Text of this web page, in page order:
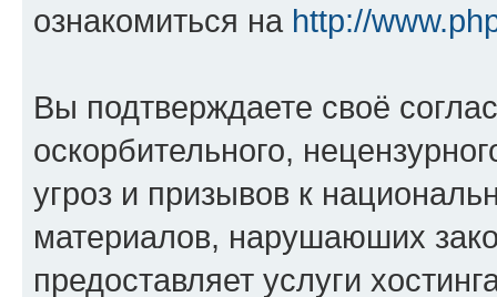
ознакомиться на http://
Вы подтверждаете своё
оскорбительного,
угроз и призывов к
материалов, нарушаюших
предоставляет услуги